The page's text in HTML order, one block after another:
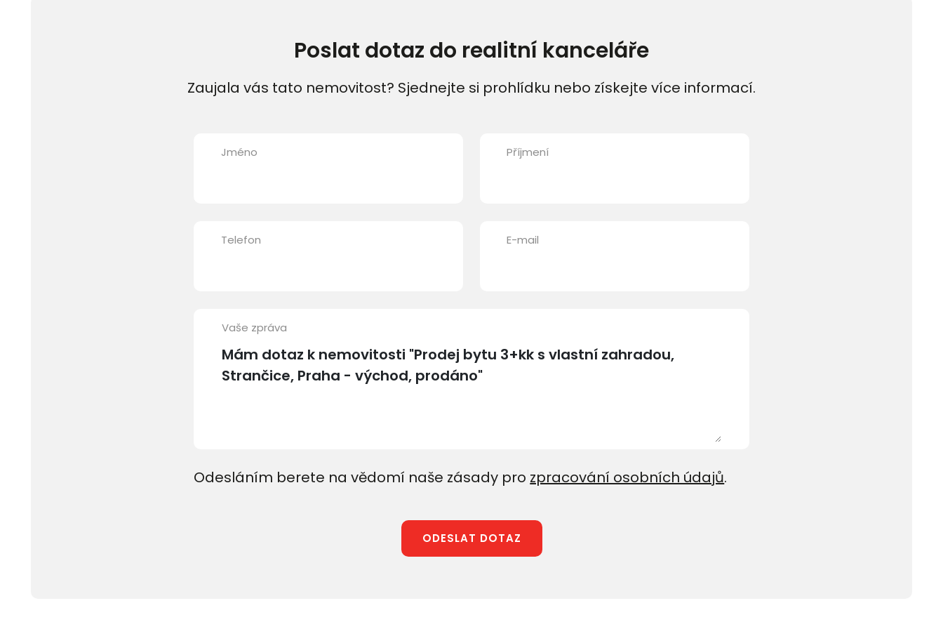
Poslat dotaz do realitní kanceláře
Zaujala vás tato nemovitost? Sjednejte si prohlídku nebo získejte více informací.
Jméno Příjmení
Telefon E-mail
Vaše zpráva
Odesláním berete na vědomí naše zásady pro zpracování osobních údajů.
ODESLAT DOTAZ